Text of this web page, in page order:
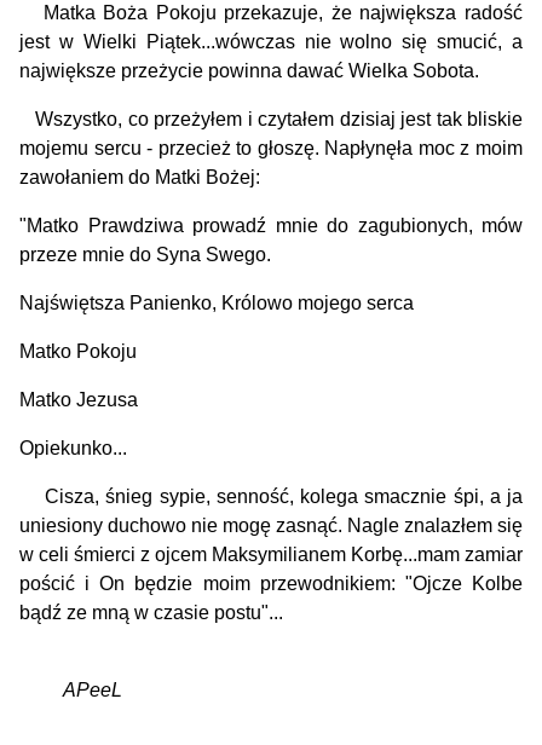
Matka Boża Pokoju przekazuje, że największa radość
jest w Wielki Piątek...wówczas nie wolno się smucić, a
największe przeżycie powinna dawać Wielka Sobota.
Wszystko, co przeżyłem i czytałem dzisiaj jest tak bliskie
mojemu sercu - przecież to głoszę. Napłynęła moc z moim
zawołaniem do Matki Bożej:
"Matko Prawdziwa prowadź mnie do zagubionych, mów
przeze mnie do Syna Swego.
Najświętsza Panienko, Królowo mojego serca
Matko Pokoju
Matko Jezusa
Opiekunko...
Cisza, śnieg sypie, senność, kolega smacznie śpi, a ja
uniesiony duchowo nie mogę zasnąć. Nagle znalazłem się
w celi śmierci z ojcem Maksymilianem Korbę...mam zamiar
pościć i On będzie moim przewodnikiem: "Ojcze Kolbe
bądź ze mną w czasie postu"...
APeeL